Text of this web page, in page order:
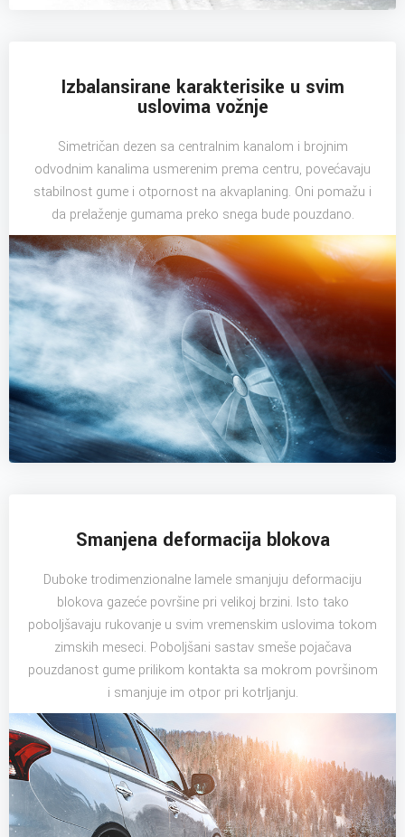
Izbalansirane karakterisike u svim
uslovima vožnje
Simetričan dezen sa centralnim kanalom i brojnim
odvodnim kanalima usmerenim prema centru, povećavaju
stabilnost gume i otpornost na akvaplaning. Oni pomažu i
da prelaženje gumama preko snega bude pouzdano.
Smanjena deformacija blokova
Duboke trodimenzionalne lamele smanjuju deformaciju
blokova gazeće površine pri velikoj brzini. Isto tako
poboljšavaju rukovanje u svim vremenskim uslovima tokom
zimskih meseci. Poboljšani sastav smeše pojačava
pouzdanost gume prilikom kontakta sa mokrom površinom
i smanjuje im otpor pri kotrljanju.